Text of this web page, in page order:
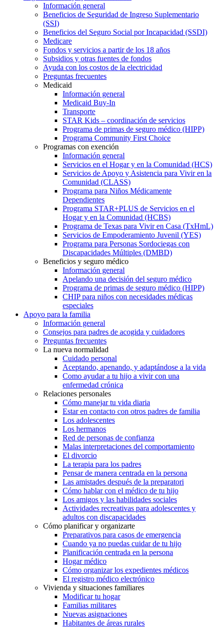
Información general
Beneficios de Seguridad de Ingreso Suplementario
(SSI)
Beneficios del Seguro Social por Incapacidad (SSDI)
Medicare
Fondos y servicios a partir de los 18 años
Subsidios y otras fuentes de fondos
Ayuda con los costos de la electricidad
Preguntas frecuentes
Medicaid
Información general
Medicaid Buy-In
Transporte
STAR Kids – coordinación de servicios
Programa de primas de seguro médico (HIPP)
Programa Community First Choice
Programas con exención
Información general
Servicios en el Hogar y en la Comunidad (HCS)
Servicios de Apoyo y Asistencia para Vivir en la
Comunidad (CLASS)
Programa para Niños Médicamente
Dependientes
Programa STAR+PLUS de Servicios en el
Hogar y en la Comunidad (HCBS)
Programa de Texas para Vivir en Casa (TxHmL)
Servicios de Empoderamiento Juvenil (YES)
Programa para Personas Sordociegas con
Discapacidades Múltiples (DMBD)
Beneficios y seguro médico
Información general
Apelando una decisión del seguro médico
Programa de primas de seguro médico (HIPP)
CHIP para niños con necesidades médicas
especiales
Apoyo para la familia
Información general
Consejos para padres de acogida y cuidadores
Preguntas frecuentes
La nueva normalidad
Cuidado personal
Aceptando, apenando, y adaptándose a la vida
Como ayudar a tu hijo a vivir con una
enfermedad crónica
Relaciones personales
Cómo manejar tu vida diaria
Estar en contacto con otros padres de familia
Los adolescentes
Los hermanos
Red de personas de confianza
Malas interpretaciones del comportamiento
El divorcio
La terapia para los padres
Pensar de manera centrada en la persona
Las amistades después de la preparatori
Cómo hablar con el médico de tu hijo
Los amigos y las habilidades sociales
Actividades recreativas para adolescentes y
adultos con discapacidades
Cómo planificar y organizarte
Preparativos para casos de emergencia
Cuando ya no puedas cuidar de tu hijo
Planificación centrada en la persona
Hogar médico
Cómo organizar los expedientes médicos
El registro médico electrónico
Vivienda y situaciones familiares
Modificar tu hogar
Familias militares
Nuevas asignaciones
Habitantes de áreas rurales